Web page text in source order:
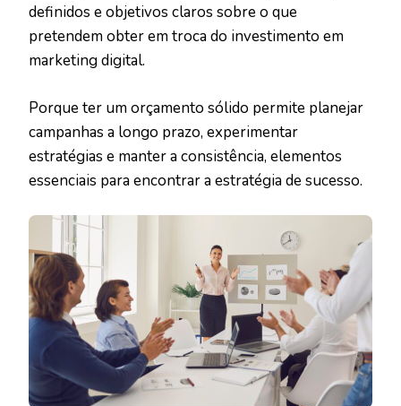
definidos e objetivos claros sobre o que
pretendem obter em troca do investimento em
marketing digital.
Porque ter um orçamento sólido permite planejar
campanhas a longo prazo, experimentar
estratégias e manter a consistência, elementos
essenciais para encontrar a estratégia de sucesso.